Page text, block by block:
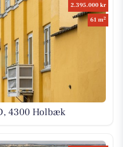
2.395.000 kr
61 m2
4300 Holbæk